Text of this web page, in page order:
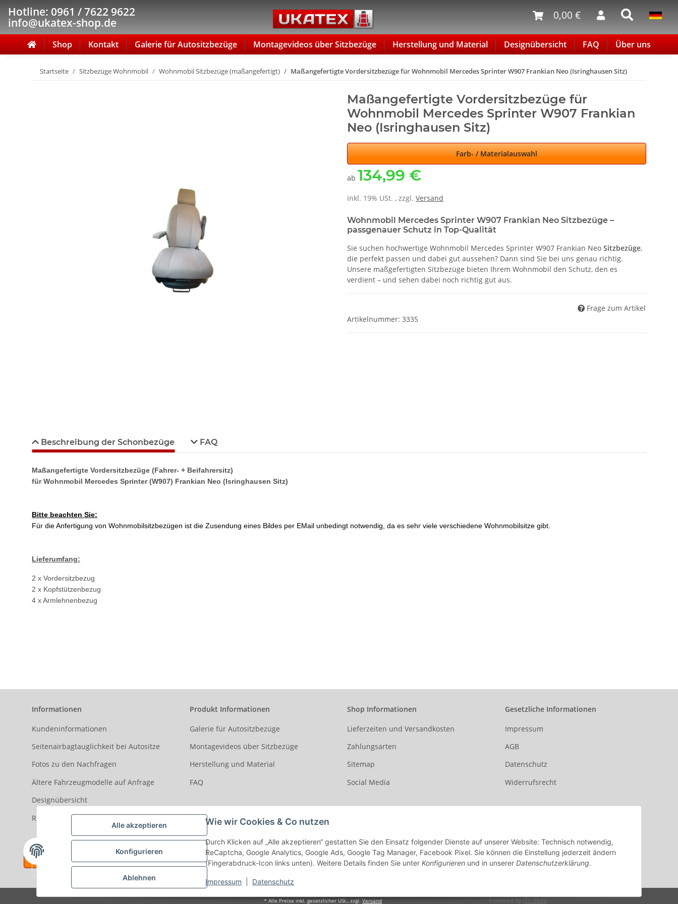
Alle akzeptieren
Konfigurieren
Ablehnen
Wie wir Cookies & Co nutzen
Durch Klicken auf „Alle akzeptieren“ gestatten Sie den Einsatz folgender Dienste auf unserer Website: Technisch notwendig,
ReCaptcha, Google Analytics, Google Ads, Google Tag Manager, Facebook Pixel. Sie können die Einstellung jederzeit ändern
(Fingerabdruck-Icon links unten). Weitere Details finden Sie unter Konfigurieren und in unserer Datenschutzerklärung.
Impressum Datenschutz
Hotline: 0961 / 7622 9622
info@ukatex-shop.de
0,00 €
Shop Kontakt Galerie für Autositzbezüge Montagevideos über Sitzbezüge Herstellung und Material Designübersicht FAQ Über uns
Startseite Sitzbezüge Wohnmobil Wohnmobil Sitzbezüge (maßangefertigt) Maßangefertigte Vordersitzbezüge für Wohnmobil Mercedes Sprinter W907 Frankian Neo (Isringhausen Sitz)
Maßangefertigte Vordersitzbezüge für
Wohnmobil Mercedes Sprinter W907 Frankian
Neo (Isringhausen Sitz)
Farb- / Materialauswahl
ab 134,99 €
inkl. 19% USt. , zzgl. Versand
Wohnmobil Mercedes Sprinter W907 Frankian Neo Sitzbezüge –
passgenauer Schutz in Top-Qualität
Sie suchen hochwertige Wohnmobil Mercedes Sprinter W907 Frankian Neo Sitzbezüge,
die perfekt passen und dabei gut aussehen? Dann sind Sie bei uns genau richtig.
Unsere maßgefertigten Sitzbezüge bieten Ihrem Wohnmobil den Schutz, den es
verdient – und sehen dabei noch richtig gut aus.
Frage zum Artikel
Artikelnummer: 3335
Beschreibung der Schonbezüge FAQ
Maßangefertigte Vordersitzbezüge (Fahrer- + Beifahrersitz)
für Wohnmobil Mercedes Sprinter (W907) Frankian Neo (Isringhausen Sitz)
Bitte beachten Sie:
Für die Anfertigung von Wohnmobilsitzbezügen ist die Zusendung eines Bildes per EMail unbedingt notwendig, da es sehr viele verschiedene Wohnmobilsitze gibt.
Lieferumfang:
2 x Vordersitzbezug
2 x Kopfstützenbezug
4 x Armlehnenbezug
Informationen
Kundeninformationen
Seitenairbagtauglichkeit bei Autositze
Fotos zu den Nachfragen
Ältere Fahrzeugmodelle auf Anfrage
Designübersicht
Rezensionen
Produkt Informationen
Galerie für Autositzbezüge
Montagevideos über Sitzbezüge
Herstellung und Material
FAQ
Shop Informationen
Lieferzeiten und Versandkosten
Zahlungsarten
Sitemap
Social Media
Gesetzliche Informationen
Impressum
AGB
Datenschutz
Widerrufsrecht
* Alle Preise inkl. gesetzlicher USt., zzgl. Versand Powered by JTL-Shop